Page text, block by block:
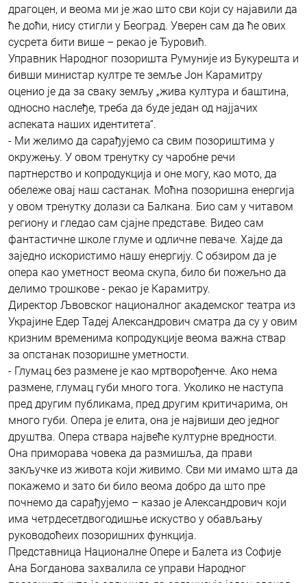
драгоцен, и веома ми је жао што сви који су најавили да
ће доћи, нису стигли у Београд. Уверен сам да ће ових
сусрета бити више – рекао је Ђуровић.
Управник Народног позоришта Румуније из Букурешта и
бивши министар култре те земље Јон Карамитру
оценио је да за сваку земљу „жива култура и баштина,
односно наслеђе, треба да буде један од најјачих
аспеката наших идентитета“.
- Ми желимо да сарађујемо са свим позориштима у
окружењу. У овом тренутку су чаробне речи
партнерство и копродукција и оне могу, као мото, да
обележе овај наш састанак. Моћна позоришна енергија
у овом тренутку долази са Балкана. Био сам у читавом
региону и гледао сам сјајне представе. Видео сам
фантастичне школе глуме и одличне певаче. Хајде да
заједно искористимо нашу енергију. С обзиром да је
опера као уметност веома скупа, било би пожељно да
делимо трошкове - рекао је Карамитру.
Директор Љвовског националног академског театра из
Украјине Едер Тадеј Александрович сматра да су у овим
кризним временима копродукције веома важна ствар
за опстанак позоришне уметности.
- Глумац без размене је као мртворођенче. Ако нема
размене, глумац губи много тога. Уколико не наступа
пред другим публикама, пред другим критичарима, он
много губи. Опера је елита, она је највиши део једног
друштва. Опера ствара највеће културне вредности.
Она приморава човека да размишља, да прави
закључке из живота који живимо. Сви ми имамо шта да
покажемо и зато би било веома добро да што пре
почнемо да сарађујемо – казао је Александрович који
има четрдесетдвогодишње искуство у обављању
руководоћеих позоришних функција.
Представница Националне Опере и Балета из Софије
Ана Богданова захвалила се управи Народног